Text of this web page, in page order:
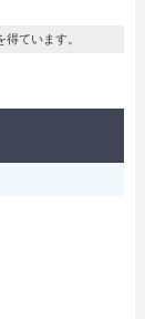
ています。